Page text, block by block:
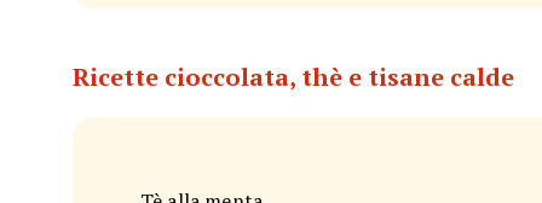
Ricette cioccolata, thè e tisane calde